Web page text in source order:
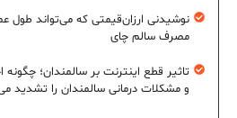
نوشیدنی ارزان‌قیمتی که می‌تواند طول
مصرف سالم چای
تاثیر قطع اینترنت بر سالمندان؛ چگونه
و مشکلات درمانی سالمندان را تشدید